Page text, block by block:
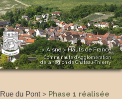
> Aisne > Hauts de France
Communauté d’Agglomération
de la région de Château-Thierry
Rue du Pont > Phase 1 réalisée